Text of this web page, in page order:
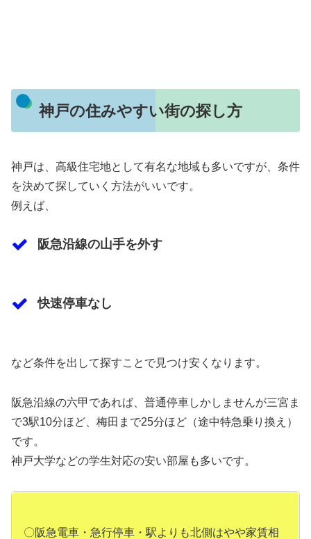
神戸の住みやすい街の探し方
神戸は、高級住宅地として有名な地域も多いですが、条件
を決めて探していく方法がいいです。
例えば、
阪急沿線の山手を外す
快速停車なし
など条件を出して探すことで見つけ安くなります。
阪急沿線の六甲であれば、普通停車しかしませんが三宮ま
で3駅10分ほど、梅田まで25分ほど（途中特急乗り換え）
です。
神戸大学などの学生対応の安い部屋も多いです。
〇阪急電車・急行停車・駅よりも北側はやや家賃相